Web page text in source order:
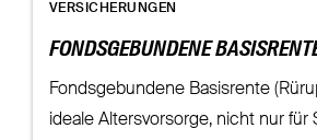
VERSICHERUNGEN
FONDSGEBUNDENE
Fondsgebundene Basisrente
ideale Altersvorsorge, nicht nur für